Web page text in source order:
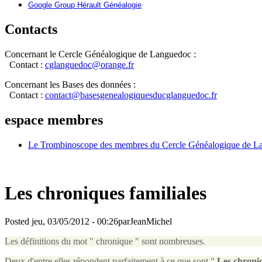
Google Group Hérault Généalogie
Contacts
Concernant le Cercle Généalogique de Languedoc :
Contact : cglanguedoc@orange.fr
Concernant les Bases des données :
Contact : contact@basesgenealogiquesducglanguedoc.fr
espace membres
Le Trombinoscope des membres du Cercle Généalogique de
Les chroniques familiales
Posted jeu, 03/05/2012 - 00:26parJeanMichel
Les définitions du mot " chronique " sont nombreuses.